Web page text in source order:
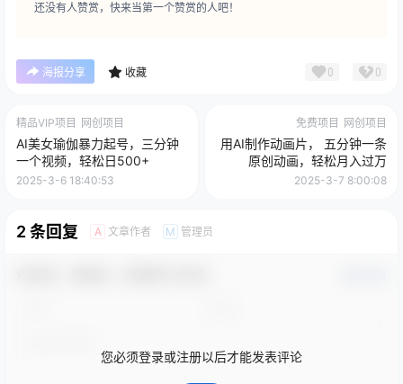
还没有人赞赏，快来当第一个赞赏的人吧！
海报分享 收藏 0 0
精品VIP项目 网创项目
AI美女瑜伽暴力起号，三分钟
一个视频，轻松日500+
2025-3-6 18:40:53
免费项目 网创项目
用AI制作动画片， 五分钟一条
原创动画，轻松月入过万
2025-3-7 8:00:08
2 条回复 A 文章作者 M 管理员
您必须登录或注册以后才能发表评论